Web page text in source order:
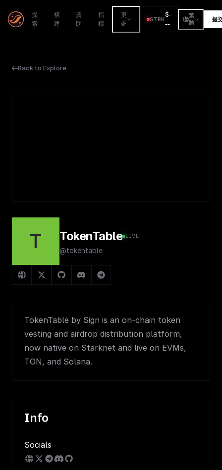
探
索
構
建
資
助
指
標
更
多
STRK
$-
--
繁
體
提
Back to Explore
T TokenTable LIVE
@tokentable
TokenTable by Sign is an on-chain token
vesting and airdrop distribution platform,
now native on Starknet and live on EVMs,
TON, and Solana.
Info
Socials